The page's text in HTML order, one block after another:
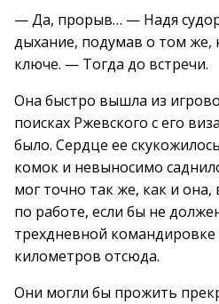
— Да, прорыв… — Надя
дыхание, подумав о том же,
ключе. — Тогда до встречи.
Она быстро вышла из
поисках Ржевского с его
было. Сердце ее
комок и невыносимо
мог точно так же, как и она,
по работе, если бы не
трехдневной командировке
километров отсюда.
Они могли бы прожить